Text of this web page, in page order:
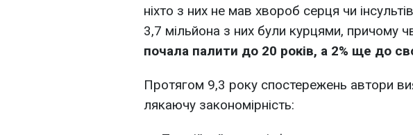
ніхто з них не мав хвороб серця чи
3,7 мільйона з них були курцями, причому
почала палити до 20 років, а 2% ще до
Протягом 9,3 року спостережень автори
лякаючу закономірність: